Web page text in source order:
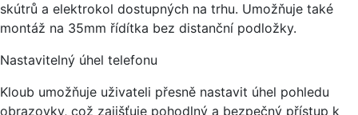
skútrů a elektrokol dostupných na trhu. Umožňuje také
montáž na 35mm řídítka bez distanční podložky.
Nastavitelný úhel telefonu
Kloub umožňuje uživateli přesně nastavit úhel pohledu
obrazovky, což zajišťuje pohodlný a bezpečný přístup k